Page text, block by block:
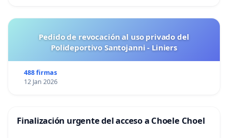
Pedido de revocación al uso privado del
Polideportivo Santojanni - Liniers
488 firmas
12 Jan 2026
Finalización urgente del acceso a Choele Choel